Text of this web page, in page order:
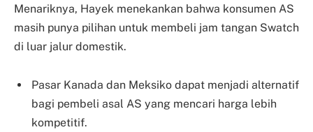
Menariknya, Hayek menekankan bahwa konsumen AS
masih punya pilihan untuk membeli jam tangan Swatch
di luar jalur domestik.
Pasar Kanada dan Meksiko dapat menjadi alternatif
bagi pembeli asal AS yang mencari harga lebih
kompetitif.